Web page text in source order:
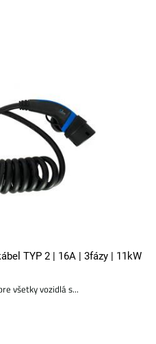
TYP 2 | 16A | 3fázy | 11kW
všetky vozidlá s...